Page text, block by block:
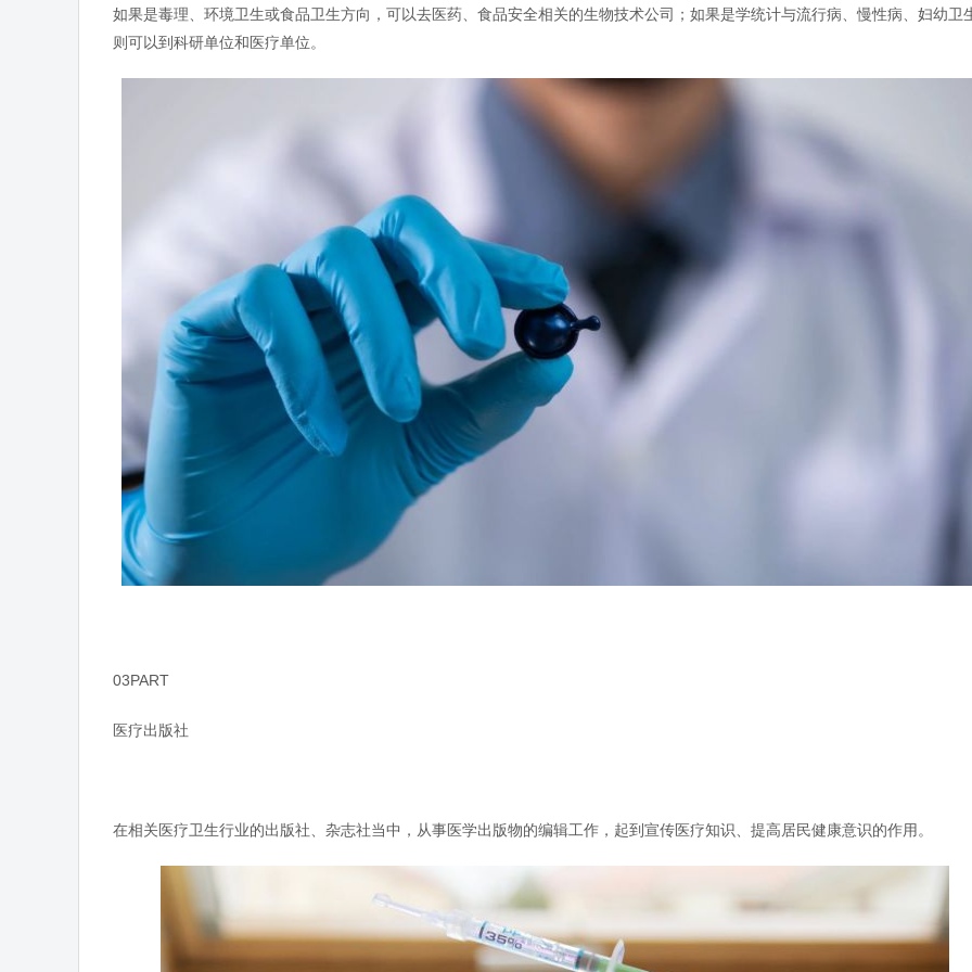
如果是毒理、环境卫生或食品卫生方向，可以去医药、食品安全相关的生物技术公司；如果是学统计与流行病、慢性病、妇幼卫
则可以到科研单位和医疗单位。
03PART
医疗出版社
在相关医疗卫生行业的出版社、杂志社当中，从事医学出版物的编辑工作，起到宣传医疗知识、提高居民健康意识的作用。